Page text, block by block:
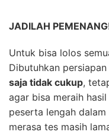
JADILAH
Untuk bisa lolos
Dibutuhkan
saja tidak cukup,
agar bisa meraih
peserta lengah
merasa tes masih